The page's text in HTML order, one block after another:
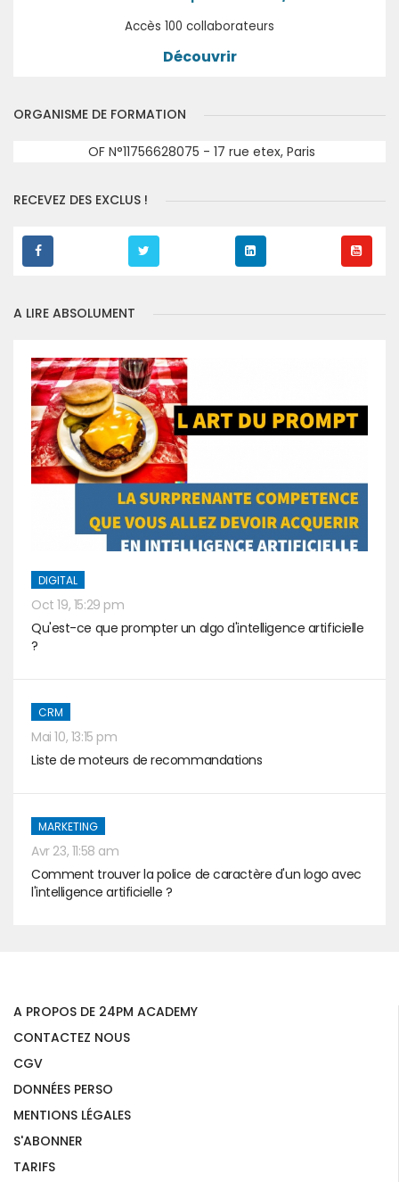
Accès 100 collaborateurs
Découvrir
ORGANISME DE FORMATION
OF N°11756628075 - 17 rue etex, Paris
RECEVEZ DES EXCLUS !
A LIRE ABSOLUMENT
DIGITAL
Oct 19, 15:29 pm
Qu'est-ce que prompter un algo d'intelligence artificielle
?
CRM
Mai 10, 13:15 pm
Liste de moteurs de recommandations
MARKETING
Avr 23, 11:58 am
Comment trouver la police de caractère d'un logo avec
l'intelligence artificielle ?
A PROPOS DE 24PM ACADEMY
CONTACTEZ NOUS
CGV
DONNÉES PERSO
MENTIONS LÉGALES
S'ABONNER
TARIFS